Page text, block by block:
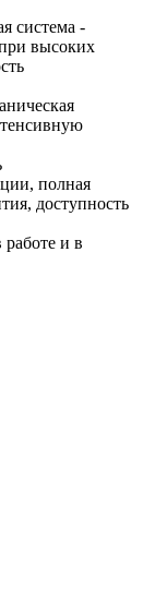
система -
высоких
полная
доступность
работе и в